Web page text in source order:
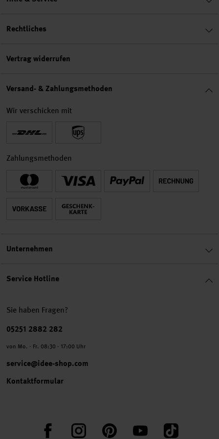
Service Hotline
Sie haben Fragen?
Telefonnummer
05251 2882 282
von Mo. - Fr. 08:30 - 17:00 Uhr
service@idee-shop.com
Kontaktformular
FacebookInstagram PinterestYouTube TikTok
Rechtliches
Vertrag widerrufen
Versand- & Zahlungsmethoden
Wir verschicken mit
Zahlungsmethoden
Unternehmen